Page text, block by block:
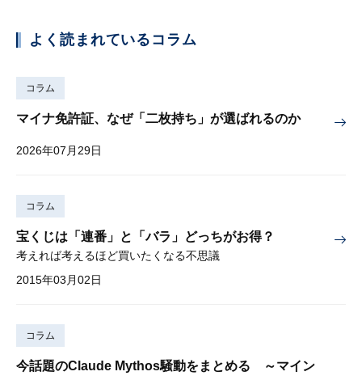
よく読まれているコラム
コラム
マイナ免許証、なぜ「二枚持ち」が選ばれるのか
2026年07月29日
コラム
宝くじは「連番」と「バラ」どっちがお得？
考えれば考えるほど買いたくなる不思議
2015年03月02日
コラム
今話題のClaude Mythos騒動をまとめる ～マイン